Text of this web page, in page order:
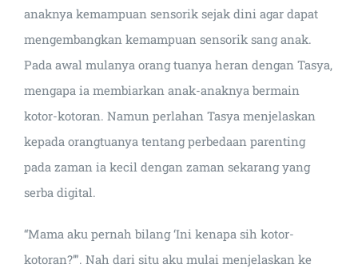
anaknya kemampuan sensorik sejak dini agar dapat
mengembangkan kemampuan sensorik sang anak.
Pada awal mulanya orang tuanya heran dengan Tasya,
mengapa ia membiarkan anak-anaknya bermain
kotor-kotoran. Namun perlahan Tasya menjelaskan
kepada orangtuanya tentang perbedaan parenting
pada zaman ia kecil dengan zaman sekarang yang
serba digital.
“Mama aku pernah bilang ‘Ini kenapa sih kotor-
kotoran?’”. Nah dari situ aku mulai menjelaskan ke